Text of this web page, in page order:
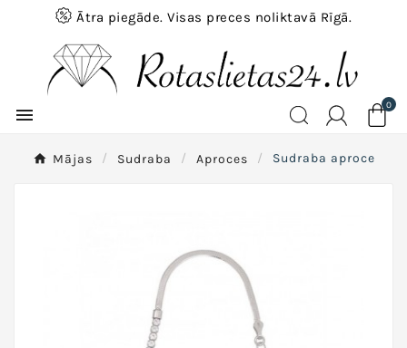
Ātra piegāde. Visas preces noliktavā Rīgā.
 0
Mājas Sudraba Aproces Sudraba aproce